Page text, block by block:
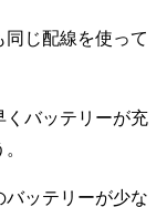
じ配線を使って
くバッテリーが充
バッテリーが少な